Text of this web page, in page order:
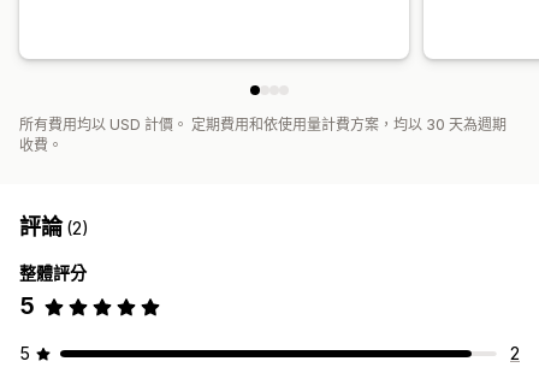
所有費用均以 USD 計價。 定期費用和依使用量計費方案，均以 30 天為週期
收費。
評論(2)
整體評分
5
5
2